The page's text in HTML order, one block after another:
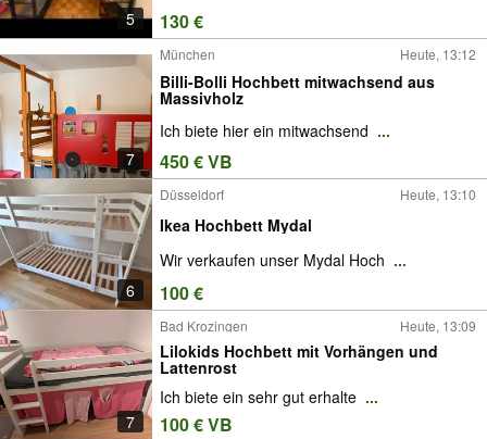
5 130 €
7
München Heute, 13:12
Billi-Bolli Hochbett mitwachsend aus
Massivholz
Ich biete hier ein mitwachsend ...
450 € VB
6
Düsseldorf Heute, 13:10
Ikea Hochbett Mydal
Wir verkaufen unser Mydal Hoch ...
100 €
7
Bad Krozingen Heute, 13:09
Lilokids Hochbett mit Vorhängen und
Lattenrost
Ich biete ein sehr gut erhalte ...
100 € VB